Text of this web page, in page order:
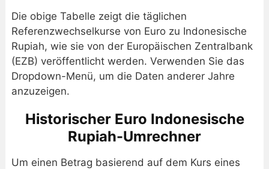
Die obige Tabelle zeigt die täglichen
Referenzwechselkurse von Euro zu Indonesische
Rupiah, wie sie von der Europäischen Zentralbank
(EZB) veröffentlicht werden. Verwenden Sie das
Dropdown-Menü, um die Daten anderer Jahre
anzuzeigen.
Historischer Euro Indonesische
Rupiah-Umrechner
Um einen Betrag basierend auf dem Kurs eines